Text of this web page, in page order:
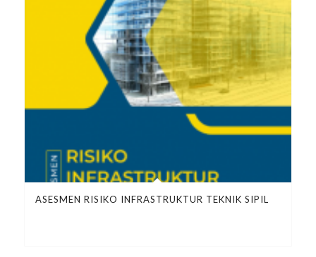
ASESMEN RISIKO INFRASTRUKTUR TEKNIK SIPIL